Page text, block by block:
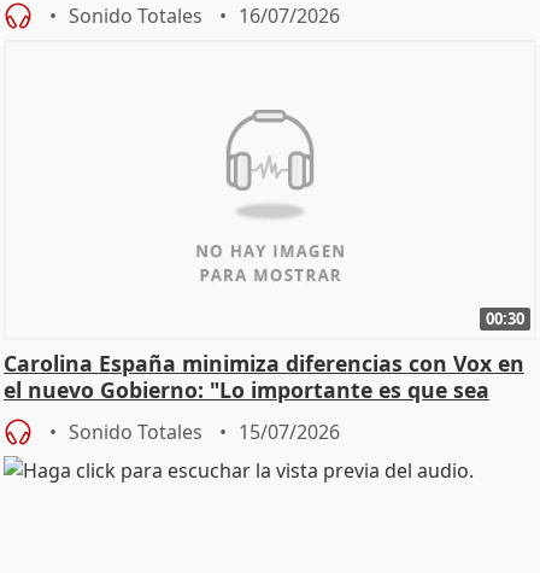
Sonido Totales 16/07/2026
00:30
Carolina España minimiza diferencias con Vox en
el nuevo Gobierno: "Lo importante es que sea
una leg
Sonido Totales 15/07/2026